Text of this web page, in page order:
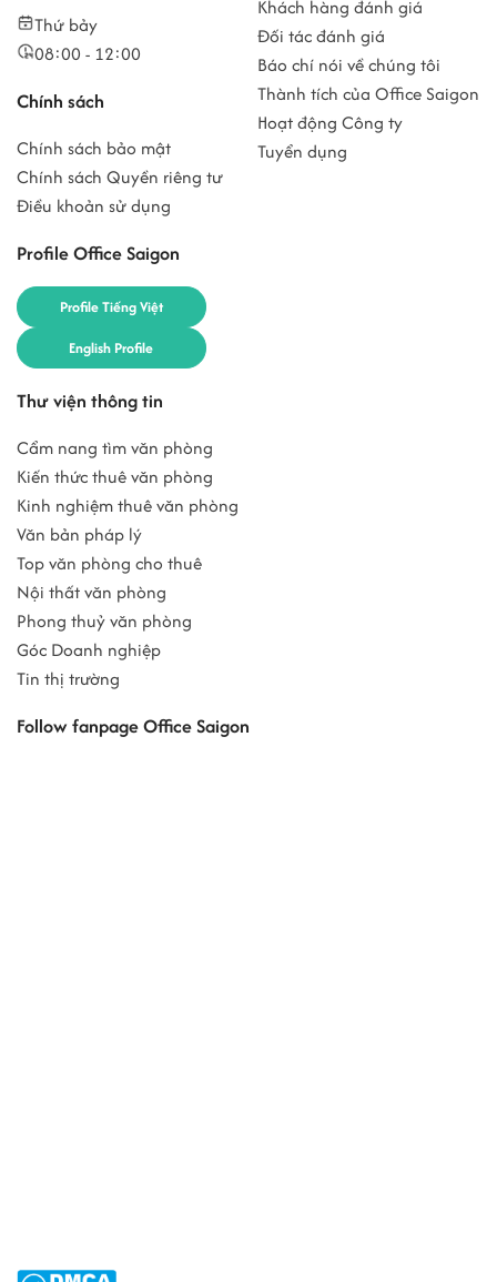
Thứ bảy
08:00 - 12:00
Chính sách
Chính sách bảo mật
Chính sách Quyền riêng tư
Điều khoản sử dụng
Profile Office Saigon
Profile Tiếng Việt
English Profile
Khách hàng đánh giá
Đối tác đánh giá
Báo chí nói về chúng tôi
Thành tích của Office Saigon
Hoạt động Công ty
Tuyển dụng
Thư viện thông tin
Cẩm nang tìm văn phòng
Kiến thức thuê văn phòng
Kinh nghiệm thuê văn phòng
Văn bản pháp lý
Top văn phòng cho thuê
Nội thất văn phòng
Phong thuỷ văn phòng
Góc Doanh nghiệp
Tin thị trường
Follow fanpage Office Saigon